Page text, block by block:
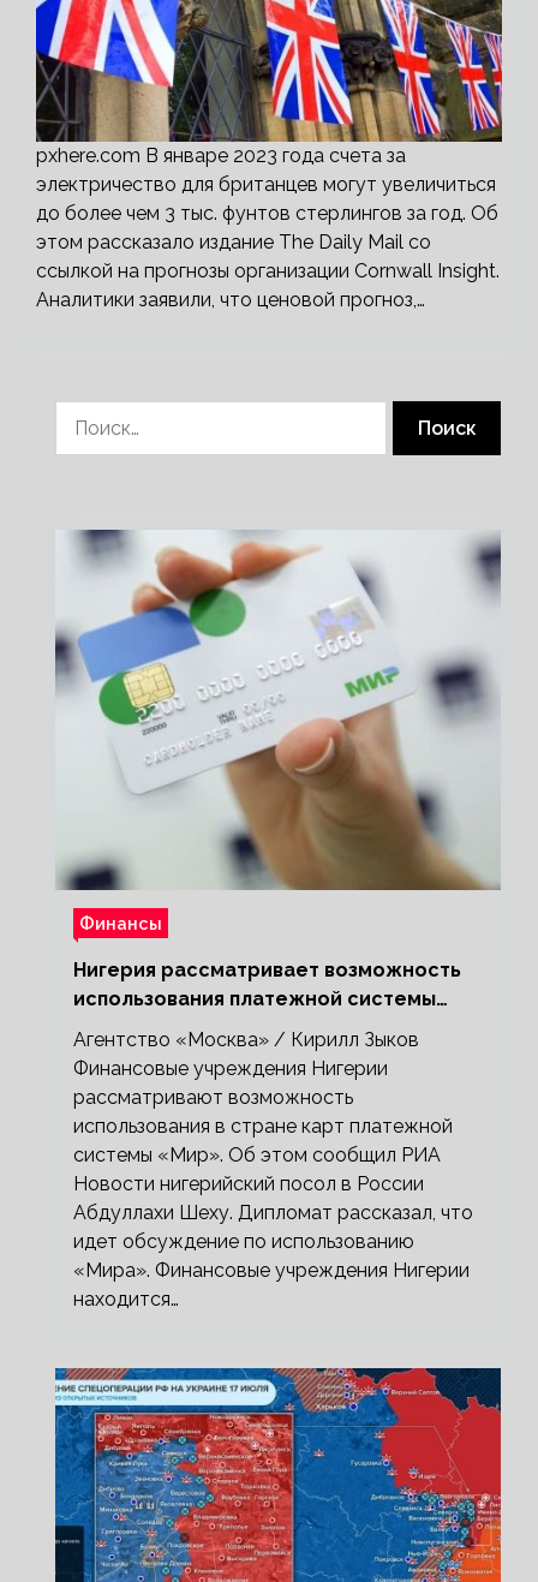
pxhere.com В январе 2023 года счета за
электричество для британцев могут увеличиться
до более чем 3 тыс. фунтов стерлингов за год. Об
этом рассказало издание The Daily Mail со
ссылкой на прогнозы организации Cornwall Insight.
Аналитики заявили, что ценовой прогноз,…
Финансы
Нигерия рассматривает возможность
использования платежной системы
«Мир»
Агентство «Москва» / Кирилл Зыков
Финансовые учреждения Нигерии
рассматривают возможность
использования в стране карт платежной
системы «Мир». Об этом сообщил РИА
Новости нигерийский посол в России
Абдуллахи Шеху. Дипломат рассказал, что
идет обсуждение по использованию
«Мира». Финансовые учреждения Нигерии
находится…